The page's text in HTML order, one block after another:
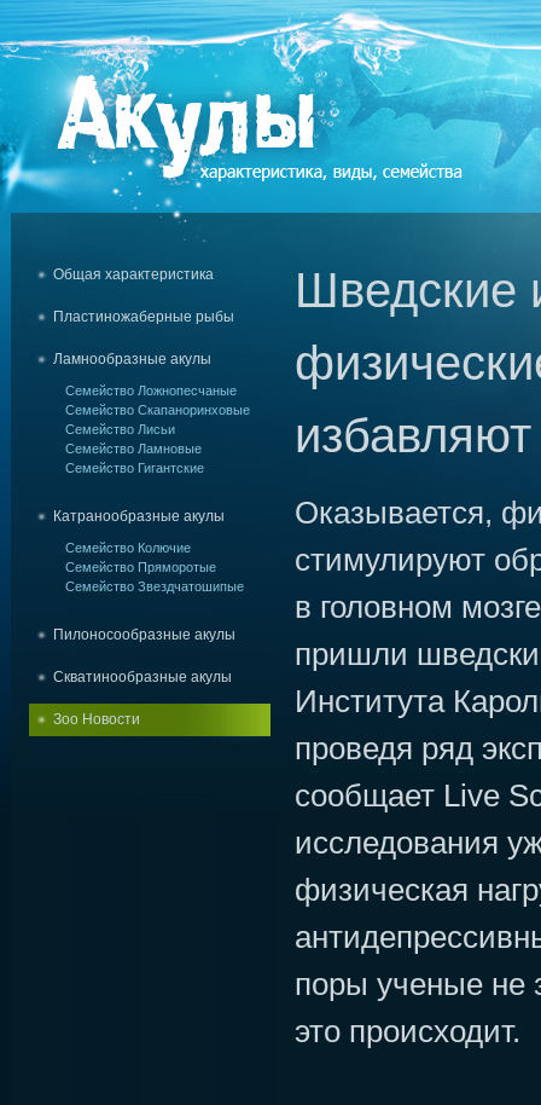
Общая характеристика
Пластиножаберные рыбы
Ламнообразные акулы
Семейство Ложнопесчаные
Семейство Скапаноринховые
Семейство Лисьи
Семейство Ламновые
Семейство Гигантские
Катранообразные акулы
Семейство Колючие
Семейство Пряморотые
Семейство Звездчатошипые
Пилоносообразные акулы
Скватинообразные акулы
Зоо Новости
Шведские
Оказывается,
стимулируют
в головном
пришли
Института
проведя ряд
сообщает Live
исследования
физическая
поры ученые не
это происходит.